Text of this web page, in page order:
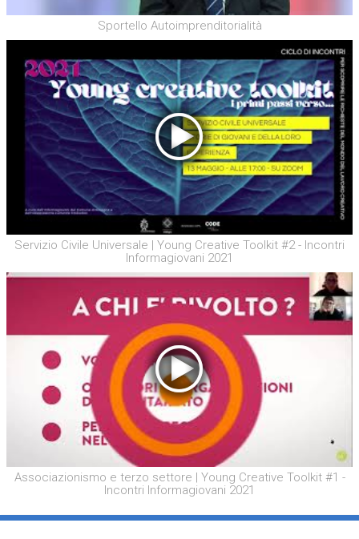
Sportello Autoimprenditorialità
Servizio Civile Universale | Young Creative Toolkit #2 - Incontri
Informagiovani 2021
Associazionismo e terzo settore | Young Creative Toolkit #1 -
Incontri Informagiovani 2021